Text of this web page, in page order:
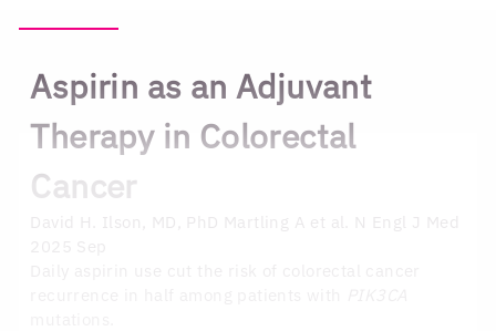
Aspirin as an Adjuvant
Therapy in Colorectal
Cancer